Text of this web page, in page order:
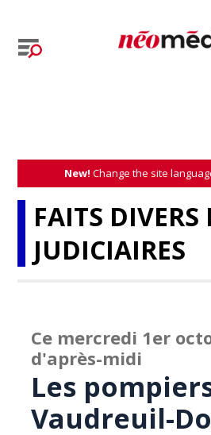
New! Change the site
FAITS DIVERS
JUDICIAIRES
Ce mercredi 1er
d'après-midi
Les
Vaudreuil-